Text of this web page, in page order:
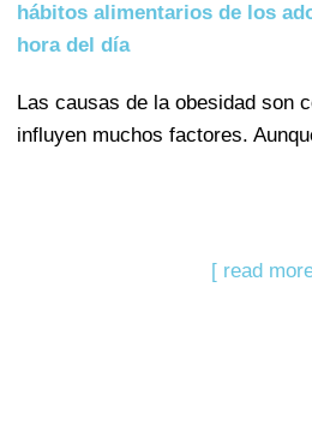
hábitos alimentarios de los
hora del día
Las causas de la obesidad son
influyen muchos factores.
[ read